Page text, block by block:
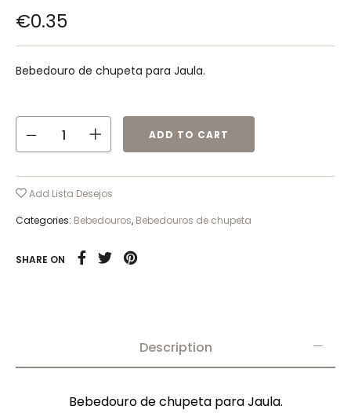
€0.35
Bebedouro de chupeta para Jaula.
ADD TO CART
Add Lista Desejos
Categories: Bebedouros, Bebedouros de chupeta
SHARE ON
Description
Bebedouro de chupeta para Jaula.